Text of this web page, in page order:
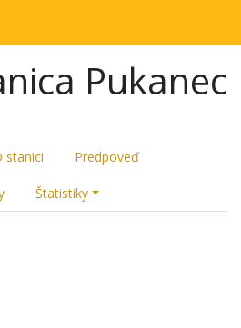
Pukanec
stanici Predpoveď
Štatistiky